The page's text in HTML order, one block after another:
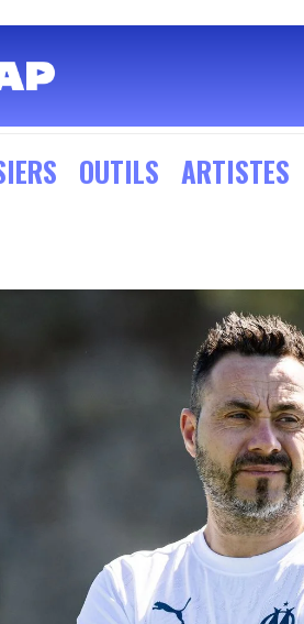
OUTILS ARTISTES